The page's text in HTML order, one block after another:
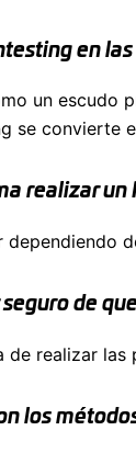
en
un escudo
se convierte
realizar un
dependiendo
de
de realizar
los